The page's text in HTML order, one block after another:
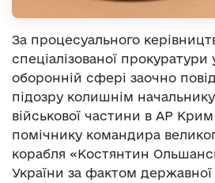
За процесуального
спеціалізованої прокуратури
оборонній сфері заочно
підозру колишнім начальнику
військової частини в АР
помічнику командира
корабля «Костянтин
України за фактом державної